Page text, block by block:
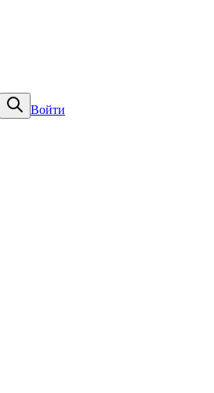
Войти